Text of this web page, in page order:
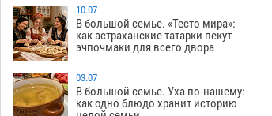
10:43
Астраханский суд встал на сторону
МЧС в споре за возврат униформы
07.08
10:02
На Всероссийской Спартакиаде
астраханские гандболисты уступили
10.07
В большой семье. «Тесто мира»:
как астраханские татарки пекут
эчпочмаки для всего двора
03.07
В большой семье. Уха по-нашему:
как одно блюдо хранит историю